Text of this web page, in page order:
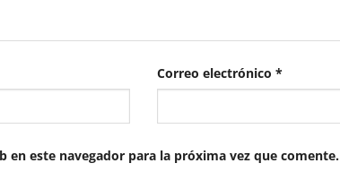
Correo electrónico *
este navegador para la próxima vez que comente.